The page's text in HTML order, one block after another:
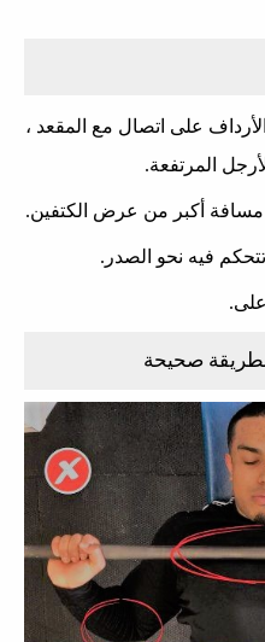
على اتصال مع المقعد ،
المرتفعة.
مسافة أكبر من عرض الكتفين.
فيه نحو الصدر.
صحيحة